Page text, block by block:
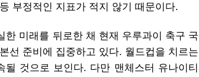
부정적인 지표가 적지 않기 때문이다.
한 미래를 뒤로한 채 현재 우루과이 축구 국
선 준비에 집중하고 있다. 월드컵을 치르는
것으로 보인다. 다만 맨체스터 유나이티